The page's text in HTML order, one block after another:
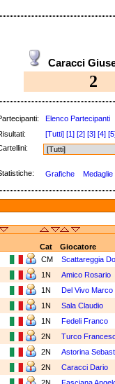
Caracci
2
Elenco Partecipanti
[Tutti] [1] [2] [3] [4]
Grafiche Medaglie
Cat Giocatore
CM Scattareggia
1N Amico Rosario
1N Del Vivo Marco
1N Sala Claudio
1N Fedeli Franco
2N Turco
2N Astorina
2N Caracci Dario